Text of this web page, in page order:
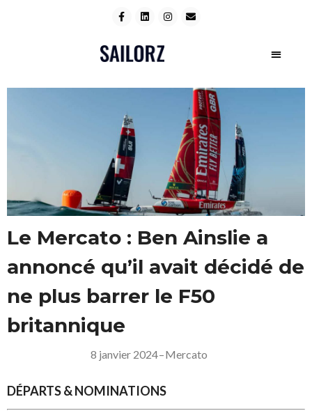
Le Mercato : Ben Ainslie a
annoncé qu’il avait décidé de
ne plus barrer le F50
britannique
8 janvier 2024–Mercato
DÉPARTS & NOMINATIONS